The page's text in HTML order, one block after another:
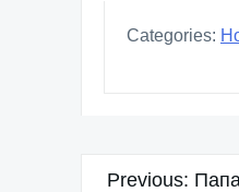
Categories:
Навигация
Previous: